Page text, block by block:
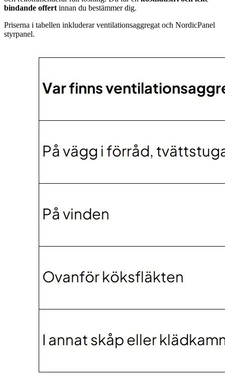
bindande offert innan du bestämmer dig.
Priserna i tabellen inkluderar ventilationsaggregat och NordicPanel
styrpanel.